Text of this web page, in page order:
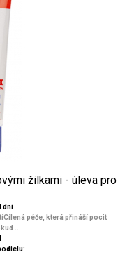
žilkami - úleva pro
dní
péče, která přináší pocit
...